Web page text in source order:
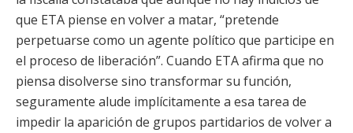
que ETA piense en volver a matar, “pretende
perpetuarse como un agente político que participe en
el proceso de liberación”. Cuando ETA afirma que no
piensa disolverse sino transformar su función,
seguramente alude implícitamente a esa tarea de
impedir la aparición de grupos partidarios de volver a